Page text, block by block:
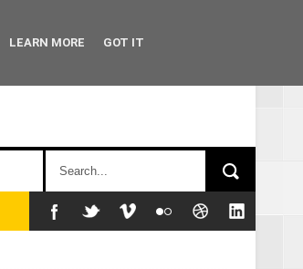
LEARN MORE GOT IT